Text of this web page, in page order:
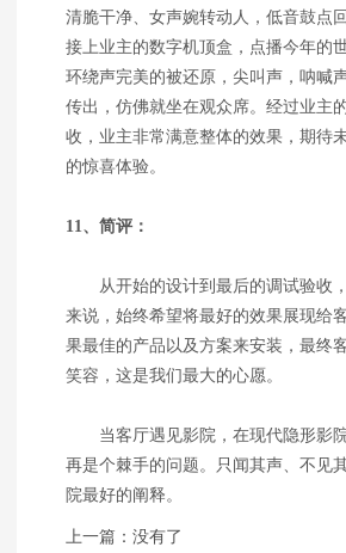
清脆干净、女声婉转动人，低音鼓点
接上业主的数字机顶盒，点播今年的
环绕声完美的被还原，尖叫声，呐喊
传出，仿佛就坐在观众席。经过业主
收，业主非常满意整体的效果，期待
的惊喜体验。
11、简评：
从开始的设计到最后的调试验收
来说，始终希望将最好的效果展现给
果最佳的产品以及方案来安装，最终
笑容，这是我们最大的心愿。
当客厅遇见影院，在现代隐形影
再是个棘手的问题。只闻其声、不见
院最好的阐释。
上一篇：没有了